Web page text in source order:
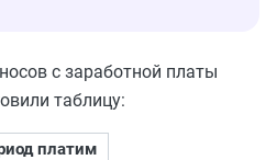
с заработной платы
таблицу:
платим